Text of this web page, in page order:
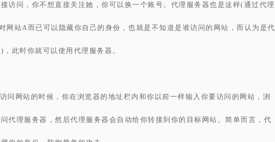
访问，你不想直接关注她，你可以换一个账号。代理服务器也是这样(通过代理
网站A而已可以隐藏你自己的身份，也就是不知道是谁访问的网站，而认为是代
，此时你就可以使用代理服务器。
问网站的时候，你在浏览器的地址栏内和你以前一样输入你要访问的网站，浏
代理服务器，然后代理服务器会自动给你转接到你的目标网站。简单而言，代